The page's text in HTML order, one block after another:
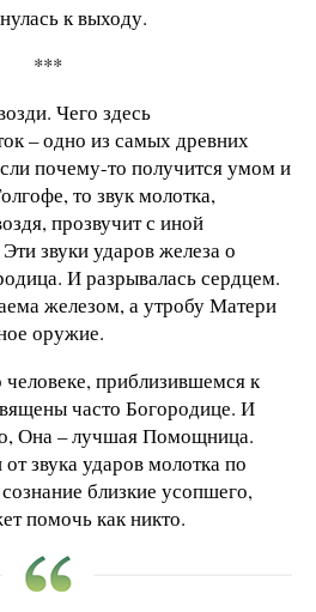
к выходу.
***
Чего здесь
– одно из самых древних
почему-то получится умом и
то звук молотка,
прозвучит с иной
звуки ударов железа о
И разрывалась сердцем.
железом, а утробу Матери
оружие.
приблизившемся к
часто Богородице. И
Она – лучшая Помощница.
звука ударов молотка по
близкие усопшего,
помочь как никто.